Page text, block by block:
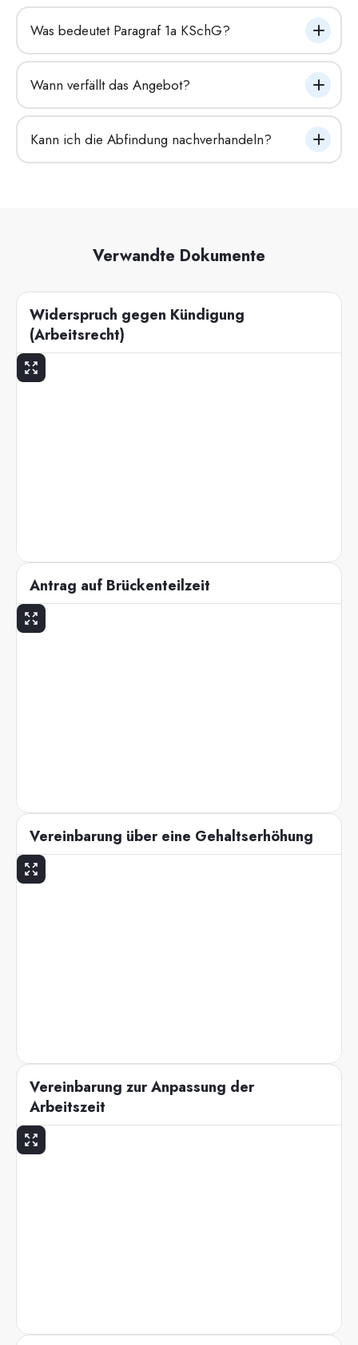
Was bedeutet Paragraf 1a KSchG?
Wann verfällt das Angebot?
Kann ich die Abfindung nachverhandeln?
Verwandte Dokumente
Widerspruch gegen Kündigung
(Arbeitsrecht)
Antrag auf Brückenteilzeit
Vereinbarung über eine Gehaltserhöhung
Vereinbarung zur Anpassung der
Arbeitszeit